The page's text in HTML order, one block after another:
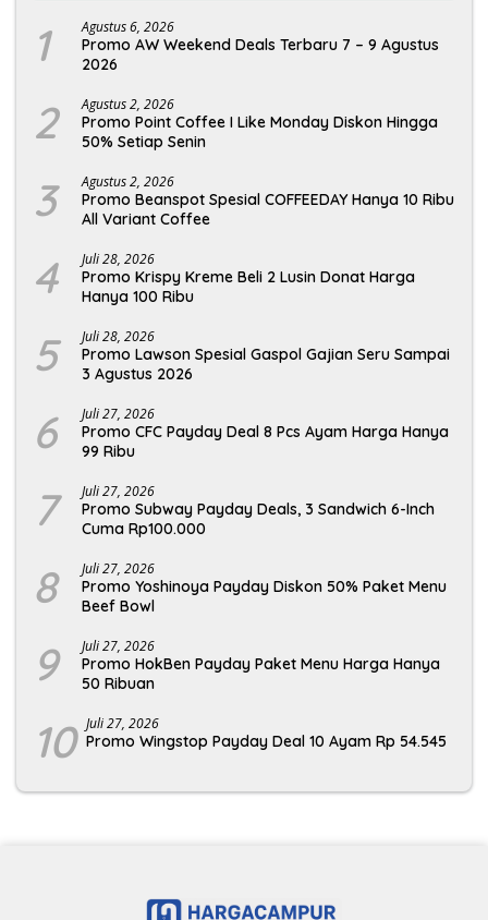
1 Agustus 6, 2026
Promo AW Weekend Deals Terbaru 7 – 9 Agustus
2026
2 Agustus 2, 2026
Promo Point Coffee I Like Monday Diskon Hingga
50% Setiap Senin
3 Agustus 2, 2026
Promo Beanspot Spesial COFFEEDAY Hanya 10 Ribu
All Variant Coffee
4 Juli 28, 2026
Promo Krispy Kreme Beli 2 Lusin Donat Harga
Hanya 100 Ribu
5 Juli 28, 2026
Promo Lawson Spesial Gaspol Gajian Seru Sampai
3 Agustus 2026
6 Juli 27, 2026
Promo CFC Payday Deal 8 Pcs Ayam Harga Hanya
99 Ribu
7 Juli 27, 2026
Promo Subway Payday Deals, 3 Sandwich 6-Inch
Cuma Rp100.000
8 Juli 27, 2026
Promo Yoshinoya Payday Diskon 50% Paket Menu
Beef Bowl
9 Juli 27, 2026
Promo HokBen Payday Paket Menu Harga Hanya
50 Ribuan
10 Juli 27, 2026
Promo Wingstop Payday Deal 10 Ayam Rp 54.545